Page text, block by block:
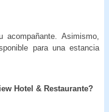
Asimismo,
para una estancia
Hotel & Restaurante?